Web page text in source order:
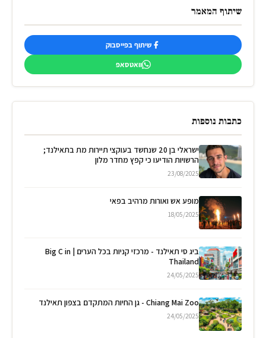
שיתוף המאמר
שיתוף בפייסבוק
וואטסאפ
כתבות נוספות
ישראלי בן 20 שנחשד בעוקצי תיירות מת בתאילנד;
הרשויות הודיעו כי קפץ מחדר מלון
23/08/2025
מופע אש ואורות מרהיב בפאי
18/05/2025
ביג סי תאילנד - מרכזי קניות בכל הערים | Big C in
Thailand
24/05/2025
Chiang Mai Zoo - גן החיות המתקדם בצפון תאילנד
24/05/2025